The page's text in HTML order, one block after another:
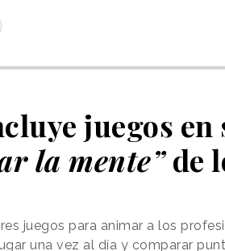
juegos
la mente”de
juegos para animar a los
una vez al día y comparar